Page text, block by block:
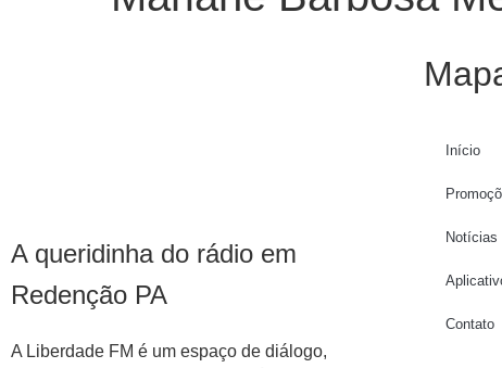
A queridinha do rádio em
Redenção PA
A Liberdade FM é um espaço de diálogo,
Início
Notícias
Contato